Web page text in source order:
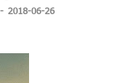
2018-06-26
-